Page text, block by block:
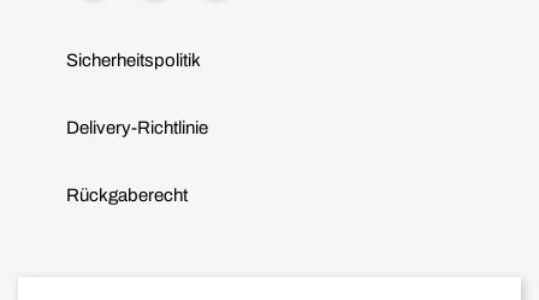
Sicherheitspolitik
Delivery-Richtlinie
Rückgaberecht